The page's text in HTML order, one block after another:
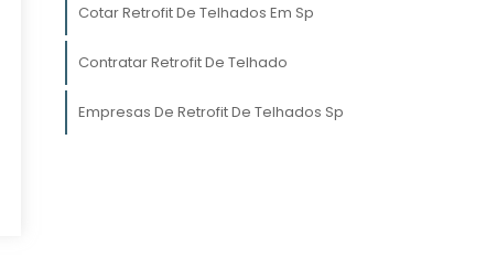
Cotar Retrofit De Telhados Em Sp
Contratar Retrofit De Telhado
Empresas De Retrofit De Telhados Sp